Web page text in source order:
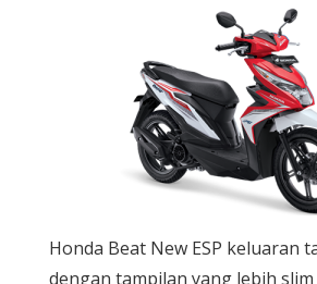
Honda Beat New ESP keluaran
dengan tampilan yang lebih